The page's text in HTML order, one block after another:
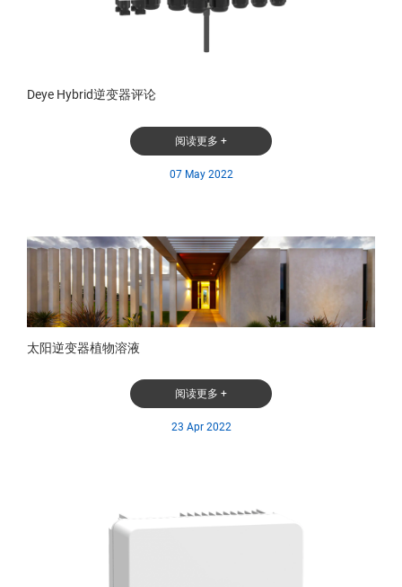
Deye Hybrid逆变器评论
阅读更多 +
07 May 2022
太阳逆变器植物溶液
阅读更多 +
23 Apr 2022